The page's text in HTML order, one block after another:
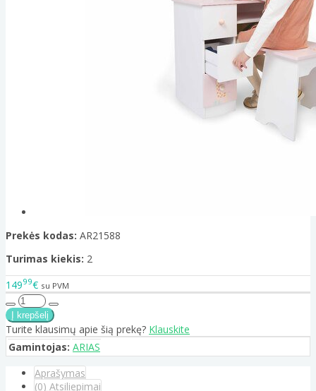
Prekės kodas: AR21588
Turimas kiekis: 2
14999€ su PVM
Turite klausimų apie šią prekę? Klauskite
Gamintojas: ARIAS
Aprašymas
(0) Atsiliepimai